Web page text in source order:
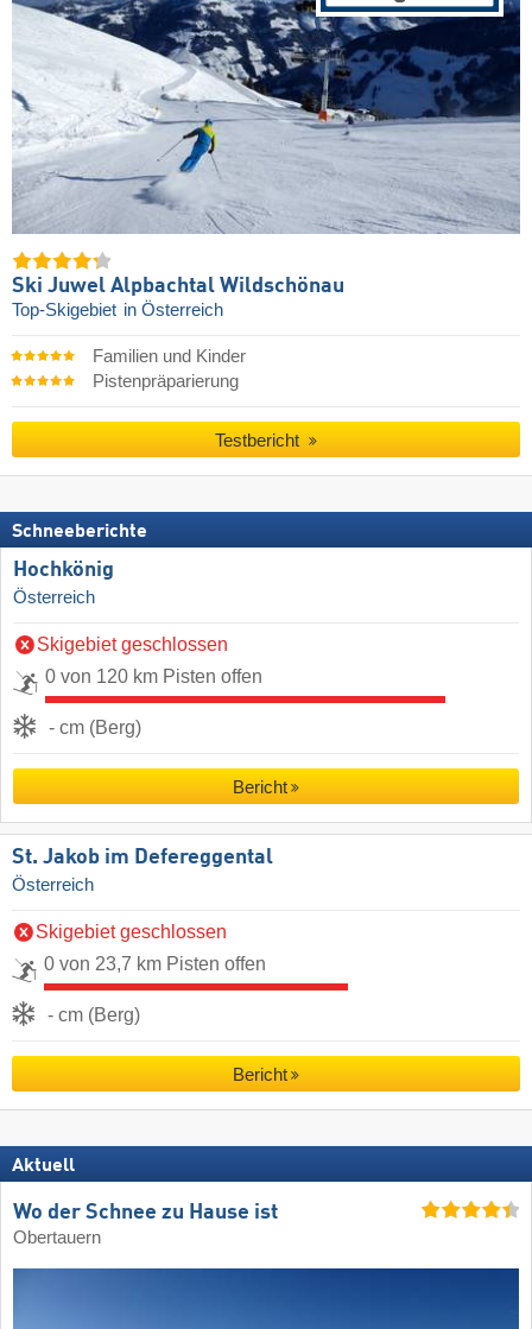
Ski Juwel Alpbachtal Wildschönau
Top-Skigebiet in Österreich
Familien und Kinder
Pistenpräparierung
Testbericht
Schneeberichte
Hochkönig
Österreich
Skigebiet geschlossen
0 von 120 km Pisten offen
- cm (Berg)
Bericht
St. Jakob im Defereggental
Österreich
Skigebiet geschlossen
0 von 23,7 km Pisten offen
- cm (Berg)
Bericht
Aktuell
Wo der Schnee zu Hause ist
Obertauern